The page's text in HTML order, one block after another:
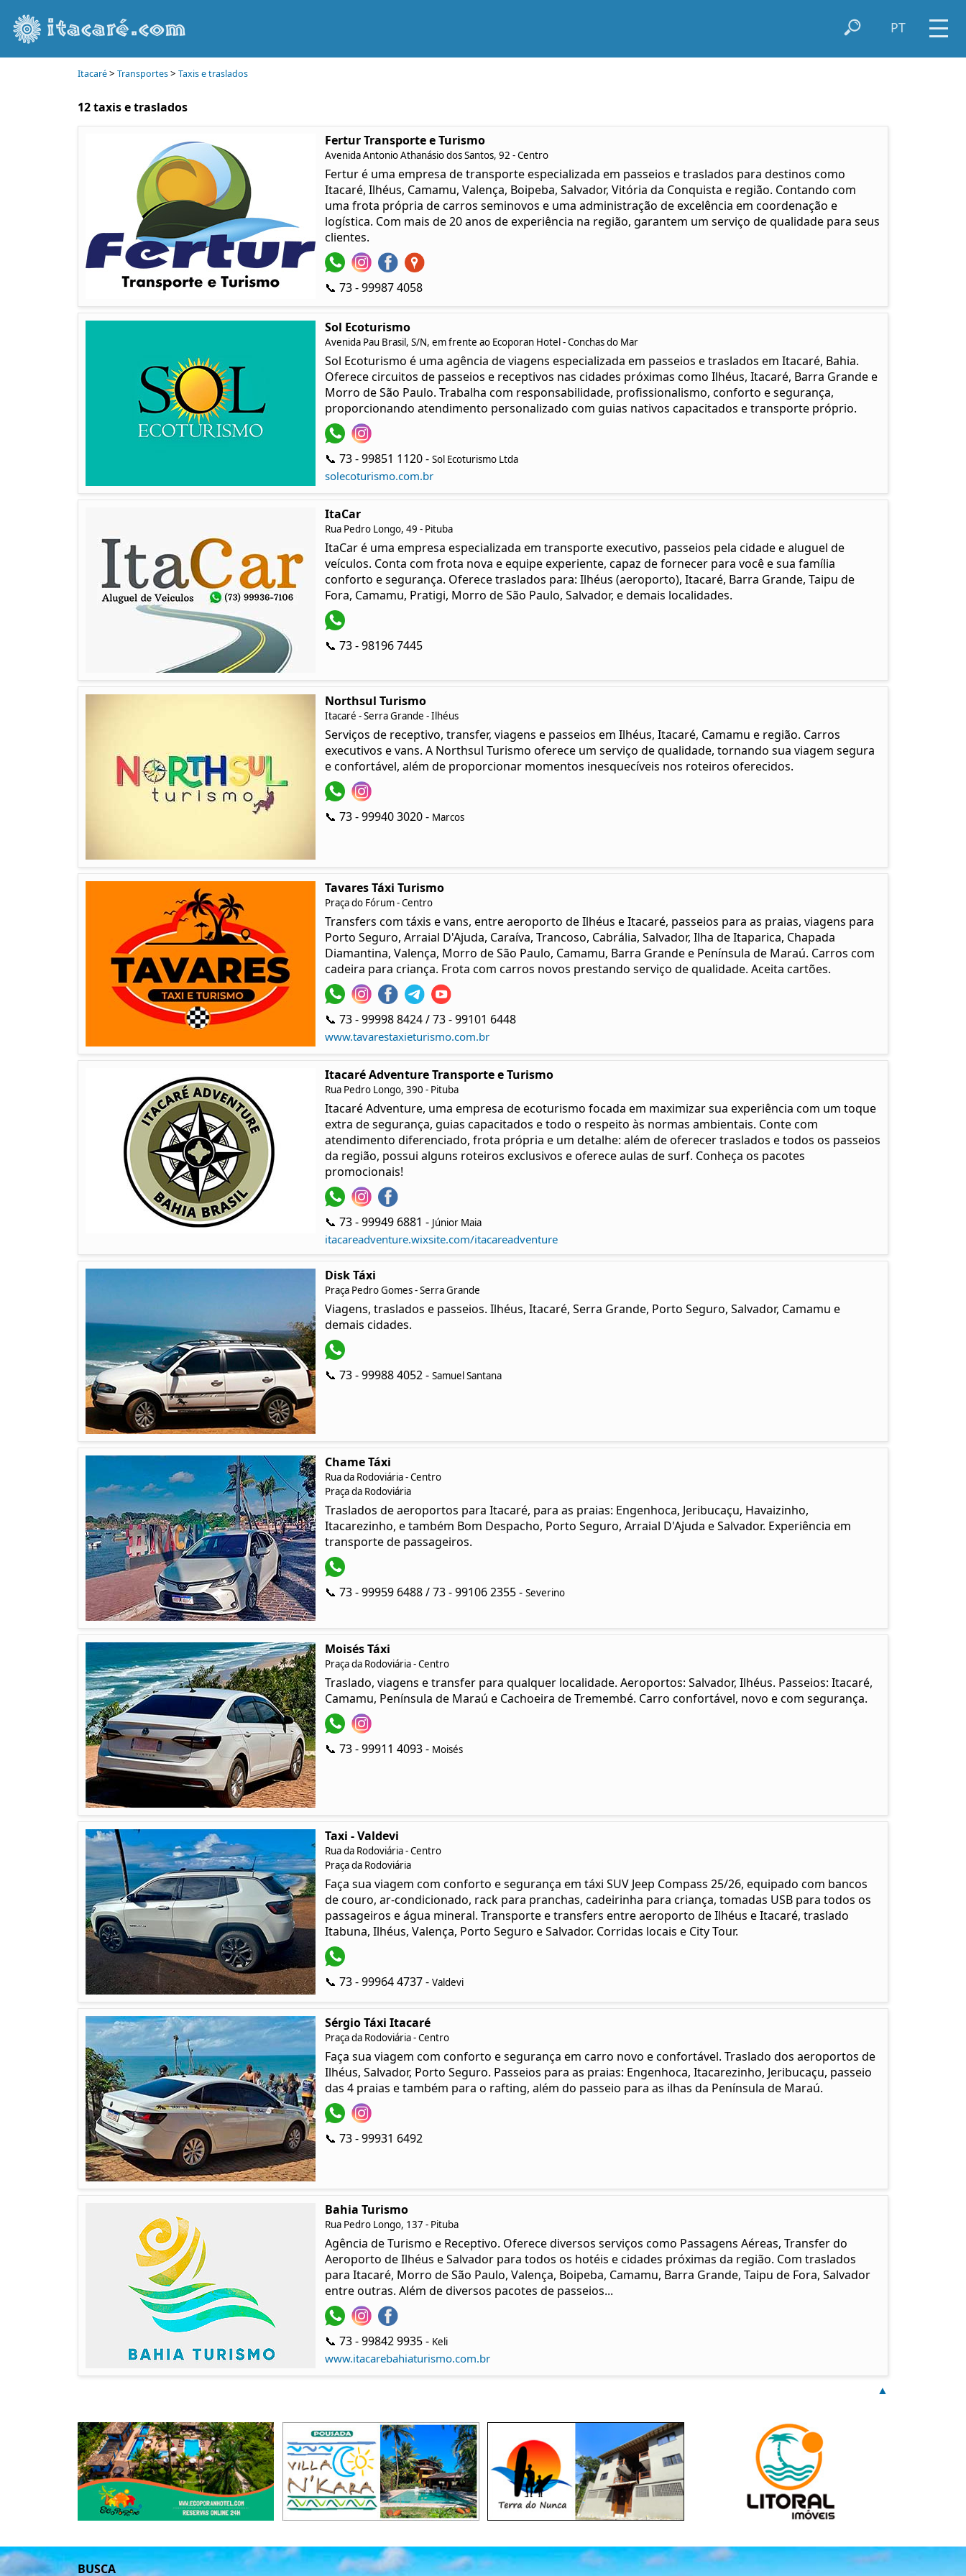
PT
Itacaré> Transportes> Taxis e traslados
12 taxis e traslados
Fertur Transporte e Turismo
Avenida Antonio Athanásio dos Santos, 92 - Centro
Fertur é uma empresa de transporte especializada em passeios e traslados para destinos como
Itacaré, Ilhéus, Camamu, Valença, Boipeba, Salvador, Vitória da Conquista e região. Contando com
uma frota própria de carros seminovos e uma administração de excelência em coordenação e
logística. Com mais de 20 anos de experiência na região, garantem um serviço de qualidade para seus
clientes.
📞 73 - 99987 4058
Sol Ecoturismo
Avenida Pau Brasil, S/N, em frente ao Ecoporan Hotel - Conchas do Mar
Sol Ecoturismo é uma agência de viagens especializada em passeios e traslados em Itacaré, Bahia.
Oferece circuitos de passeios e receptivos nas cidades próximas como Ilhéus, Itacaré, Barra Grande e
Morro de São Paulo. Trabalha com responsabilidade, profissionalismo, conforto e segurança,
proporcionando atendimento personalizado com guias nativos capacitados e transporte próprio.
📞 73 - 99851 1120 - Sol Ecoturismo Ltda
solecoturismo.com.br
ItaCar
Rua Pedro Longo, 49 - Pituba
ItaCar é uma empresa especializada em transporte executivo, passeios pela cidade e aluguel de
veículos. Conta com frota nova e equipe experiente, capaz de fornecer para você e sua família
conforto e segurança. Oferece traslados para: Ilhéus (aeroporto), Itacaré, Barra Grande, Taipu de
Fora, Camamu, Pratigi, Morro de São Paulo, Salvador, e demais localidades.
📞 73 - 98196 7445
Northsul Turismo
Itacaré - Serra Grande - Ilhéus
Serviços de receptivo, transfer, viagens e passeios em Ilhéus, Itacaré, Camamu e região. Carros
executivos e vans. A Northsul Turismo oferece um serviço de qualidade, tornando sua viagem segura
e confortável, além de proporcionar momentos inesquecíveis nos roteiros oferecidos.
📞 73 - 99940 3020 - Marcos
Tavares Táxi Turismo
Praça do Fórum - Centro
Transfers com táxis e vans, entre aeroporto de Ilhéus e Itacaré, passeios para as praias, viagens para
Porto Seguro, Arraial D'Ajuda, Caraíva, Trancoso, Cabrália, Salvador, Ilha de Itaparica, Chapada
Diamantina, Valença, Morro de São Paulo, Camamu, Barra Grande e Península de Maraú. Carros com
cadeira para criança. Frota com carros novos prestando serviço de qualidade. Aceita cartões.
📞 73 - 99998 8424 / 73 - 99101 6448
www.tavarestaxieturismo.com.br
Itacaré Adventure Transporte e Turismo
Rua Pedro Longo, 390 - Pituba
Itacaré Adventure, uma empresa de ecoturismo focada em maximizar sua experiência com um toque
extra de segurança, guias capacitados e todo o respeito às normas ambientais. Conte com
atendimento diferenciado, frota própria e um detalhe: além de oferecer traslados e todos os passeios
da região, possui alguns roteiros exclusivos e oferece aulas de surf. Conheça os pacotes
promocionais!
📞 73 - 99949 6881 - Júnior Maia
itacareadventure.wixsite.com/itacareadventure
Disk Táxi
Praça Pedro Gomes - Serra Grande
Viagens, traslados e passeios. Ilhéus, Itacaré, Serra Grande, Porto Seguro, Salvador, Camamu e
demais cidades.
📞 73 - 99988 4052 - Samuel Santana
Chame Táxi
Rua da Rodoviária - Centro
Praça da Rodoviária
Traslados de aeroportos para Itacaré, para as praias: Engenhoca, Jeribucaçu, Havaizinho,
Itacarezinho, e também Bom Despacho, Porto Seguro, Arraial D'Ajuda e Salvador. Experiência em
transporte de passageiros.
📞 73 - 99959 6488 / 73 - 99106 2355 - Severino
Moisés Táxi
Praça da Rodoviária - Centro
Traslado, viagens e transfer para qualquer localidade. Aeroportos: Salvador, Ilhéus. Passeios: Itacaré,
Camamu, Península de Maraú e Cachoeira de Tremembé. Carro confortável, novo e com segurança.
📞 73 - 99911 4093 - Moisés
Taxi - Valdevi
Rua da Rodoviária - Centro
Praça da Rodoviária
Faça sua viagem com conforto e segurança em táxi SUV Jeep Compass 25/26, equipado com bancos
de couro, ar-condicionado, rack para pranchas, cadeirinha para criança, tomadas USB para todos os
passageiros e água mineral. Transporte e transfers entre aeroporto de Ilhéus e Itacaré, traslado
Itabuna, Ilhéus, Valença, Porto Seguro e Salvador. Corridas locais e City Tour.
📞 73 - 99964 4737 - Valdevi
Sérgio Táxi Itacaré
Praça da Rodoviária - Centro
Faça sua viagem com conforto e segurança em carro novo e confortável. Traslado dos aeroportos de
Ilhéus, Salvador, Porto Seguro. Passeios para as praias: Engenhoca, Itacarezinho, Jeribucaçu, passeio
das 4 praias e também para o rafting, além do passeio para as ilhas da Península de Maraú.
📞 73 - 99931 6492
Bahia Turismo
Rua Pedro Longo, 137 - Pituba
Agência de Turismo e Receptivo. Oferece diversos serviços como Passagens Aéreas, Transfer do
Aeroporto de Ilhéus e Salvador para todos os hotéis e cidades próximas da região. Com traslados
para Itacaré, Morro de São Paulo, Valença, Boipeba, Camamu, Barra Grande, Taipu de Fora, Salvador
entre outras. Além de diversos pacotes de passeios...
📞 73 - 99842 9935 - Keli
www.itacarebahiaturismo.com.br
▲
BUSCA